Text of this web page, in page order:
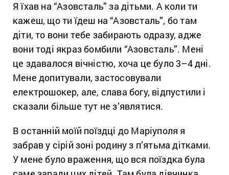
Я їхав на “Азовсталь” за дітьми. А коли ти
кажеш, що ти їдеш на “Азовсталь”, бо там
діти, то вони тебе забирають одразу, адже
вони тоді якраз бомбили “Азовсталь”. Мені
це здавалося вічністю, хоча це було 3–4 дні.
Мене допитували, застосовували
електрошокер, але, слава богу, відпустили і
сказали більше тут не з’являтися.
В останній моїй поїздці до Маріуполя я
забрав у сірій зоні родину з п’ятьма дітками.
У мене було враження, що вся поїздка була